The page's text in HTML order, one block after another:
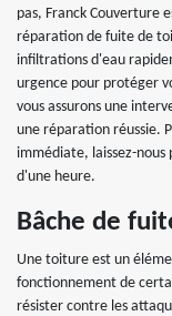
pas, Franck Couverture
réparation de fuite de
infiltrations d'eau
urgence pour protéger
vous assurons une
une réparation réussie.
immédiate, laissez-nous
d'une heure.
Bâche de
Une toiture est un
fonctionnement de
résister contre les